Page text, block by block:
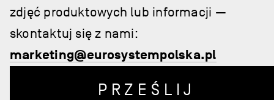
zdjęć produktowych lub informacji —
skontaktuj się z nami:
marketing@eurosystempolska.pl
PRZEŚLIJ